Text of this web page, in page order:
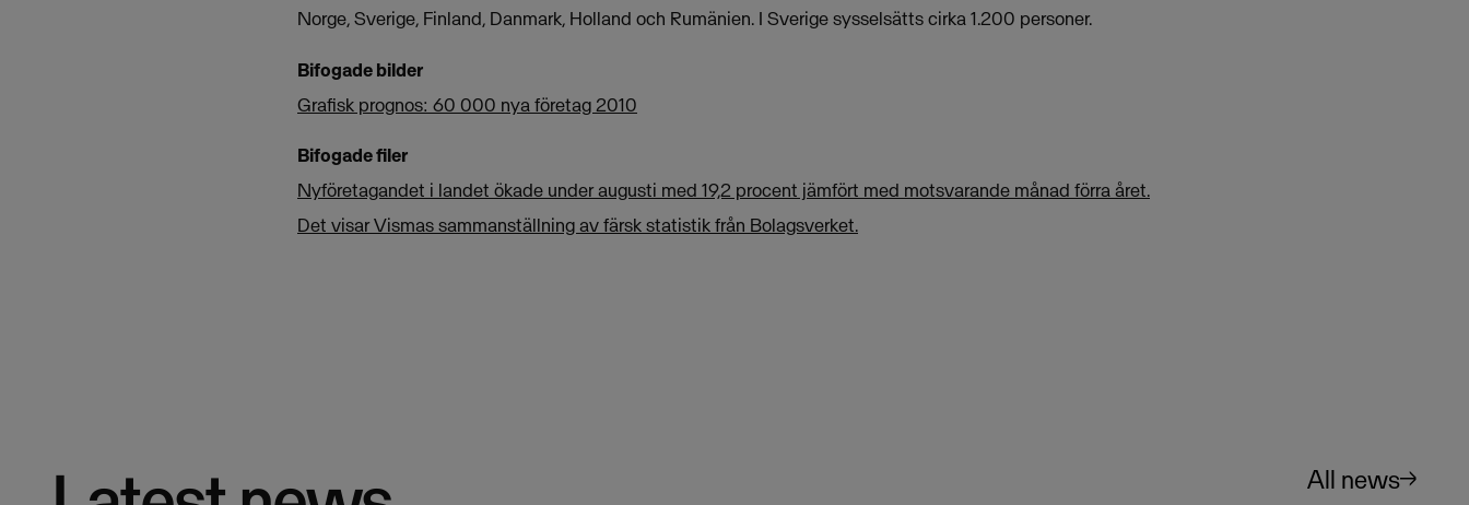
Norge, Sverige, Finland, Danmark, Holland och Rumänien. I Sverige sysselsätts cirka 1.200 personer.
Bifogade bilder
Grafisk prognos: 60 000 nya företag 2010
Bifogade filer
Nyföretagandet i landet ökade under augusti med 19,2 procent jämfört med motsvarande månad förra året.
Det visar Vismas sammanställning av färsk statistik från Bolagsverket.
All news